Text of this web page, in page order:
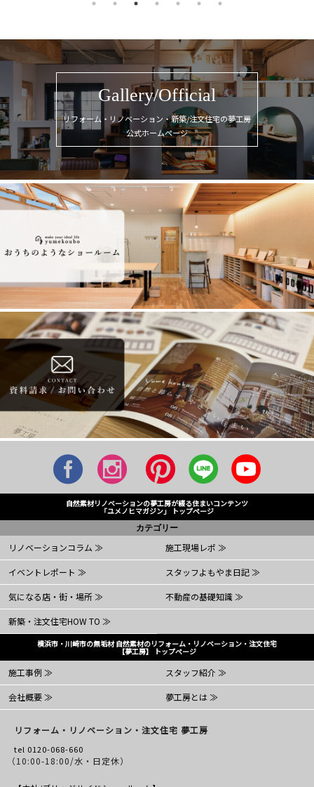
Gallery/Official
リフォーム・リノベーション・新築/注文住宅の夢工房
公式ホームページ
自然素材リノベーションの夢工房が綴る住まいコンテンツ
「ユメノヒマガジン」 トップページ
カテゴリー
リノベーションコラム ≫ 施工現場レポ ≫
イベントレポート ≫ スタッフよもやま日記 ≫
気になる店・街・場所 ≫ 不動産の基礎知識 ≫
新築・注文住宅HOW TO ≫
横浜市・川崎市の無垢材 自然素材のリフォーム・リノベーション・注文住宅
【夢工房】 トップページ
施工事例 ≫ スタッフ紹介 ≫
会社概要 ≫ 夢工房とは ≫
リフォーム・リノベーション・注文住宅 夢工房
tel 0120-068-660
（10:00-18:00/水・日定休）